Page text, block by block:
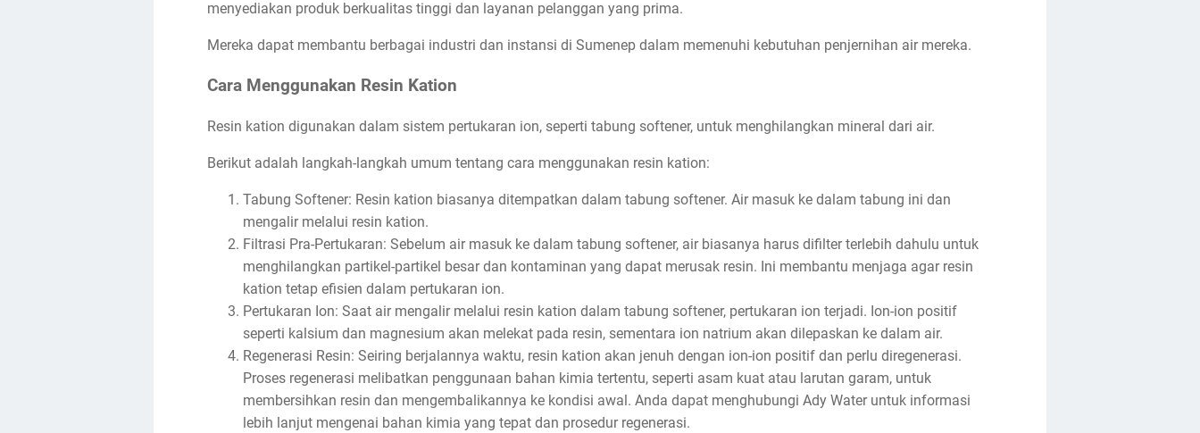
menyediakan produk berkualitas tinggi dan layanan pelanggan yang prima.
Mereka dapat membantu berbagai industri dan instansi di Sumenep dalam memenuhi kebutuhan penjernihan air mereka.
Cara Menggunakan Resin Kation
Resin kation digunakan dalam sistem pertukaran ion, seperti tabung softener, untuk menghilangkan mineral dari air.
Berikut adalah langkah-langkah umum tentang cara menggunakan resin kation:
Tabung Softener: Resin kation biasanya ditempatkan dalam tabung softener. Air masuk ke dalam tabung ini dan
mengalir melalui resin kation.
Filtrasi Pra-Pertukaran: Sebelum air masuk ke dalam tabung softener, air biasanya harus difilter terlebih dahulu untuk
menghilangkan partikel-partikel besar dan kontaminan yang dapat merusak resin. Ini membantu menjaga agar resin
kation tetap efisien dalam pertukaran ion.
Pertukaran Ion: Saat air mengalir melalui resin kation dalam tabung softener, pertukaran ion terjadi. Ion-ion positif
seperti kalsium dan magnesium akan melekat pada resin, sementara ion natrium akan dilepaskan ke dalam air.
Regenerasi Resin: Seiring berjalannya waktu, resin kation akan jenuh dengan ion-ion positif dan perlu diregenerasi.
Proses regenerasi melibatkan penggunaan bahan kimia tertentu, seperti asam kuat atau larutan garam, untuk
membersihkan resin dan mengembalikannya ke kondisi awal. Anda dapat menghubungi Ady Water untuk informasi
lebih lanjut mengenai bahan kimia yang tepat dan prosedur regenerasi.